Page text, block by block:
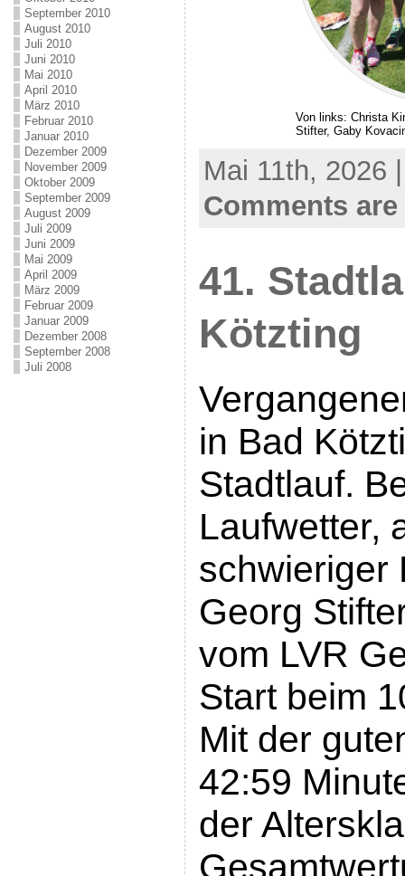
September 2010
August 2010
Juli 2010
Juni 2010
Mai 2010
April 2010
März 2010
Februar 2010
Januar 2010
Dezember 2009
November 2009
Oktober 2009
September 2009
August 2009
Juli 2009
Juni 2009
Mai 2009
April 2009
März 2009
Februar 2009
Januar 2009
Dezember 2008
September 2008
Juli 2008
Von links: Christa
Stifter, Gaby
Mai 11th, 2026
Comments
41.
Kötzting
in Bad
Stadtlauf.
Laufwetter,
schwieriger
Georg
vom LVR
Start beim
Mit der
42:59
der